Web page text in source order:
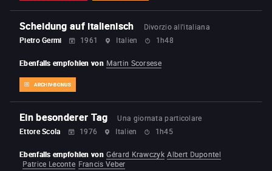
Scheidung auf italienisch
Divorzio all'italiana
Pietro Germi
1961 Italien 1h48
ARCHIV-BONUS
Ebenfalls empfohlen von Martin Scorsese
Ein besonderer Tag
Una giornata particolare
Ettore Scola
1976 Italien 1h45
Ebenfalls empfohlen von Gérard Krawczyk Albert Dupontel
Patrice Leconte Francis Veber